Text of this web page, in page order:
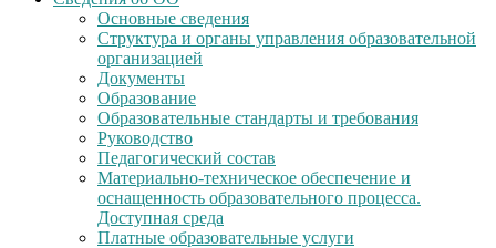
Основные сведения
Структура и органы управления образовательной
организацией
Документы
Образование
Образовательные стандарты и требования
Руководство
Педагогический состав
Материально-техническое обеспечение и
оснащенность образовательного процесса.
Доступная среда
Платные образовательные услуги